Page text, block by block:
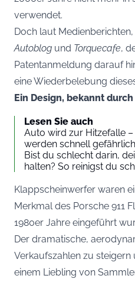
verwendet.
Doch laut
Autoblog und Torquecafe,
Patentanmeldung darauf
eine Wiederbelebung
Ein Design, bekannt
Lesen Sie auch
Auto wird zur Hitzefalle –
werden schnell gefährlich
Bist du schlecht darin,
halten? So reinigst du
Klappscheinwerfer waren
Merkmal des Porsche 911
1980er Jahre eingeführt
Der dramatische,
Verkaufszahlen zu
einem Liebling von